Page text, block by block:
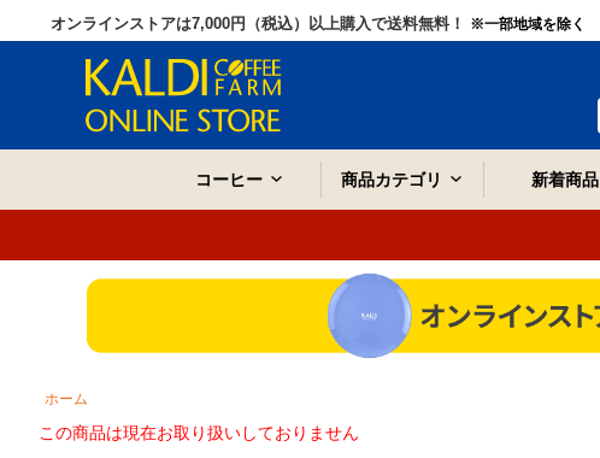
オンラインストアは7,000円（税込）以上購入で送料無料！ ※一部地域を除く
コーヒー 商品カテゴリ 新着商品
ホーム
この商品は現在お取り扱いしておりません